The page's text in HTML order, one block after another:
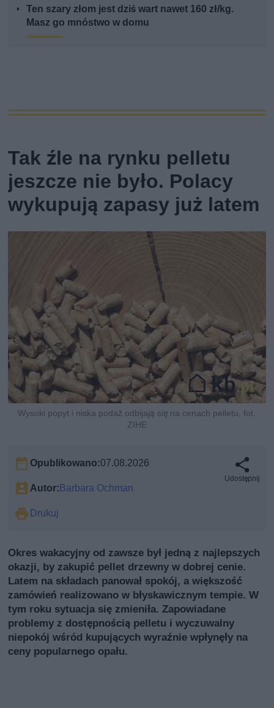
Ten szary złom jest dziś wart nawet 160 zł/kg.
Masz go mnóstwo w domu
Tak źle na rynku pelletu
jeszcze nie było. Polacy
wykupują zapasy już latem
Wysoki popyt i niska podaż odbijają się na cenach pelletu, fot.
ZIHE
Opublikowano:07.08.2026
Autor: Barbara Ochman
Drukuj
Udostępnij
Okres wakacyjny od zawsze był jedną z najlepszych
okazji, by zakupić pellet drzewny w dobrej cenie.
Latem na składach panował spokój, a większość
zamówień realizowano w błyskawicznym tempie. W
tym roku sytuacja się zmieniła. Zapowiadane
problemy z dostępnością pelletu i wyczuwalny
niepokój wśród kupujących wyraźnie wpłynęły na
ceny popularnego opału.